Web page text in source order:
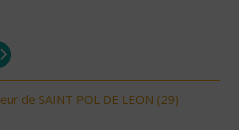
de SAINT POL DE LEON (29)